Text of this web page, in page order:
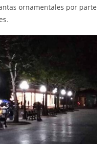
ornamentales por parte